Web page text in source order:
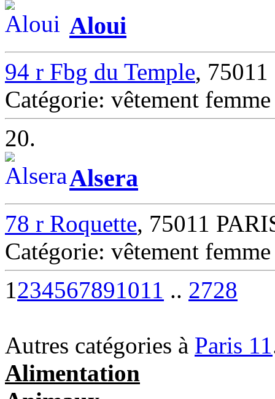
Aloui
94 r Fbg du Temple,
Catégorie: vêtement
20.
Alsera
78 r Roquette, 75011
Catégorie: vêtement
1234567891011 .. 2728
Autres catégories à Paris 11
Alimentation